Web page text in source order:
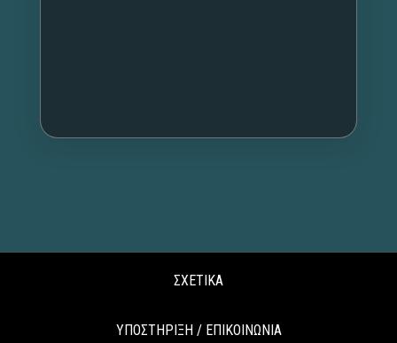
ΣΧΕΤΙΚΑ
ΥΠΟΣΤΗΡΙΞΗ / ΕΠΙΚΟΙΝΩΝΙΑ